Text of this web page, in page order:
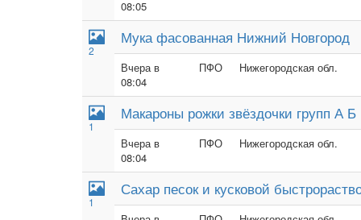
08:05
2
Мука фасованная Нижний Новгород
Вчера в
08:04
ПФО Нижегородская обл.
1
Макароны рожки звёздочки групп А Б
Вчера в
08:04
ПФО Нижегородская обл.
1
Сахар песок и кусковой